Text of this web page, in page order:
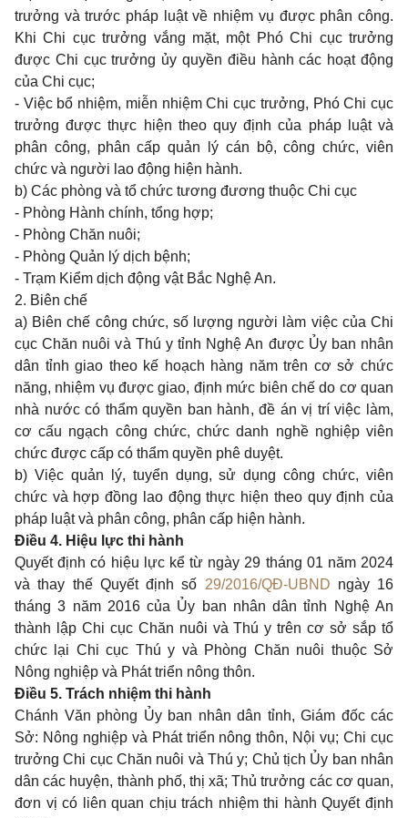
trưởng và trước pháp luật về nhiệm vụ được phân công.
Khi Chi cục trưởng vắng mặt, một Phó Chi cục trưởng
được Chi cục trưởng ủy quyền điều hành các hoạt động
của Chi cục;
- Việc bổ nhiệm, miễn nhiệm Chi cục trưởng, Phó Chi cục
trưởng được thực hiện theo quy định của pháp luật và
phân công, phân cấp quản lý cán bộ, công chức, viên
chức và người lao động hiện hành.
b) Các phòng và tổ chức tương đương thuộc Chi cục
- Phòng Hành chính, tổng hợp;
- Phòng Chăn nuôi;
- Phòng Quản lý dịch bệnh;
- Trạm Kiểm dịch động vật Bắc Nghệ An.
2. Biên chế
a) Biên chế công chức, số lượng người làm việc của Chi
cục Chăn nuôi và Thú y tỉnh Nghệ An được Ủy ban nhân
dân tỉnh giao theo kế hoạch hàng năm trên cơ sở chức
năng, nhiệm vụ được giao, định mức biên chế do cơ quan
nhà nước có thẩm quyền ban hành, đề án vị trí việc làm,
cơ cấu ngạch công chức, chức danh nghề nghiệp viên
chức được cấp có thẩm quyền phê duyệt.
b) Việc quản lý, tuyển dụng, sử dụng công chức, viên
chức và hợp đồng lao động thực hiện theo quy định của
pháp luật và phân công, phân cấp hiện hành.
Điều 4. Hiệu lực thi hành
Quyết định có hiệu lực kể từ ngày 29 tháng 01 năm 2024
và thay thế Quyết định số 29/2016/QĐ-UBND ngày 16
tháng 3 năm 2016 của Ủy ban nhân dân tỉnh Nghệ An
thành lập Chi cục Chăn nuôi và Thú y trên cơ sở sắp tổ
chức lại Chi cục Thú y và Phòng Chăn nuôi thuộc Sở
Nông nghiệp và Phát triển nông thôn.
Điều 5. Trách nhiệm thi hành
Chánh Văn phòng Ủy ban nhân dân tỉnh, Giám đốc các
Sở: Nông nghiệp và Phát triển nông thôn, Nội vụ; Chi cục
trưởng Chi cục Chăn nuôi và Thú y; Chủ tịch Ủy ban nhân
dân các huyện, thành phố, thị xã; Thủ trưởng các cơ quan,
đơn vị có liên quan chịu trách nhiệm thi hành Quyết định